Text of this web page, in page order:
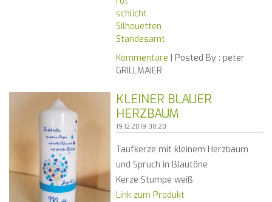
schlicht
Silhouetten
Standesamt
Kommentare | Posted By : peter
GRILLMAIER
KLEINER BLAUER
HERZBAUM
19.12.2019 00:20
Taufkerze mit kleinem Herzbaum
und Spruch in Blautöne
Kerze Stumpe weiß
Link zum Produkt